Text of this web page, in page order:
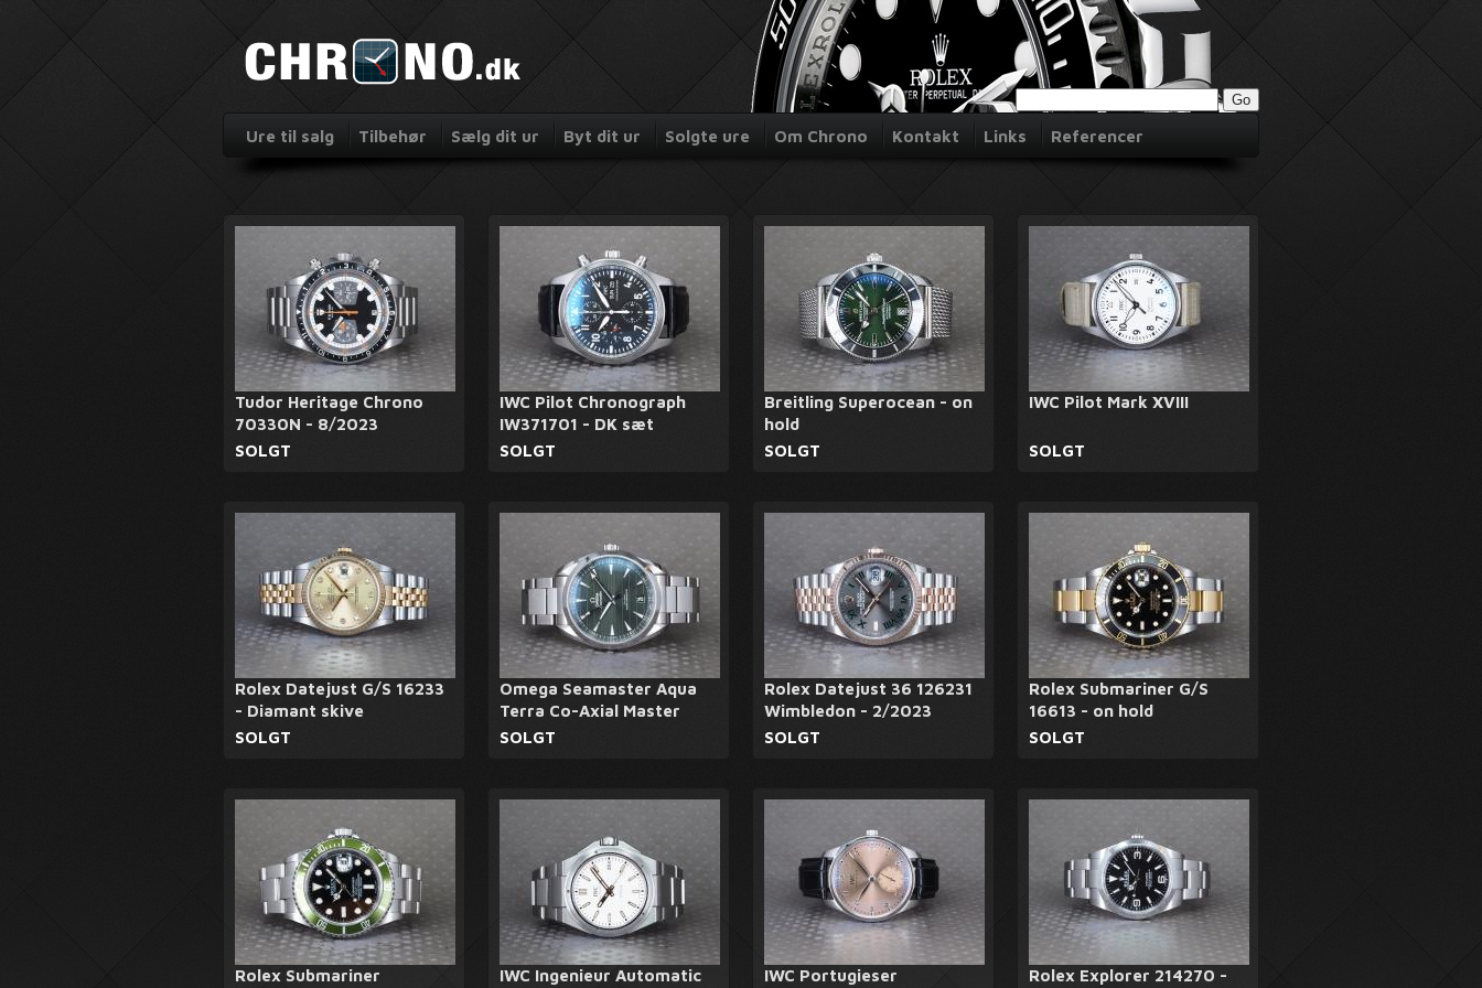
Ure til salg Tilbehør Sælg dit ur Byt dit ur Solgte ure Om Chrono Kontakt Links Referencer
Tudor Heritage Chrono
70330N - 8/2023
SOLGT
IWC Pilot Chronograph
IW371701 - DK sæt
SOLGT
Breitling Superocean - on
hold
SOLGT
IWC Pilot Mark XVIII
SOLGT
Rolex Datejust G/S 16233
- Diamant skive
SOLGT
Omega Seamaster Aqua
Terra Co-Axial Master
SOLGT
Rolex Datejust 36 126231
Wimbledon - 2/2023
SOLGT
Rolex Submariner G/S
16613 - on hold
SOLGT
Rolex Submariner IWC Ingenieur Automatic IWC Portugieser Rolex Explorer 214270 -